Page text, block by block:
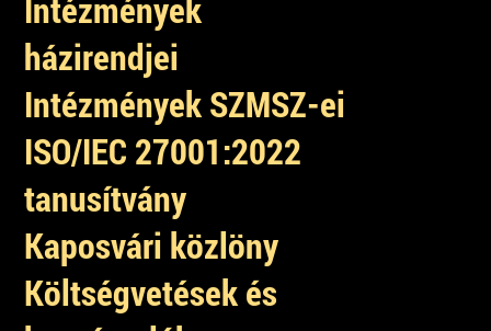
házirendjei
Intézmények SZMSZ-ei
ISO/IEC 27001:2022
tanusítvány
Kaposvári közlöny
Költségvetések és